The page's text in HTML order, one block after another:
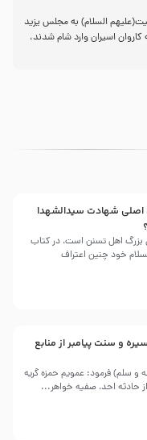
السلام) به مجلس یزید
اسیران وارد شام شدند،
اصلی شهادت سیدالشهدا
بزرگ اهل تسنن است، در کتاب
خود چنین اعتراف
و سنت پیامبر از منابع
و سلم) فرمود: عمویم حمزه گریه
حادثه احد، صفیه خواهر...